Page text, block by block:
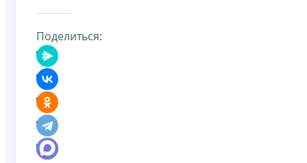
Поделиться: